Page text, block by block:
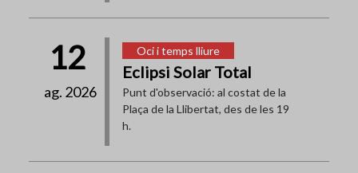
12
ag. 2026
Oci i temps lliure
Eclipsi Solar Total
Punt d'observació: al costat de la
Plaça de la Llibertat, des de les 19
h.